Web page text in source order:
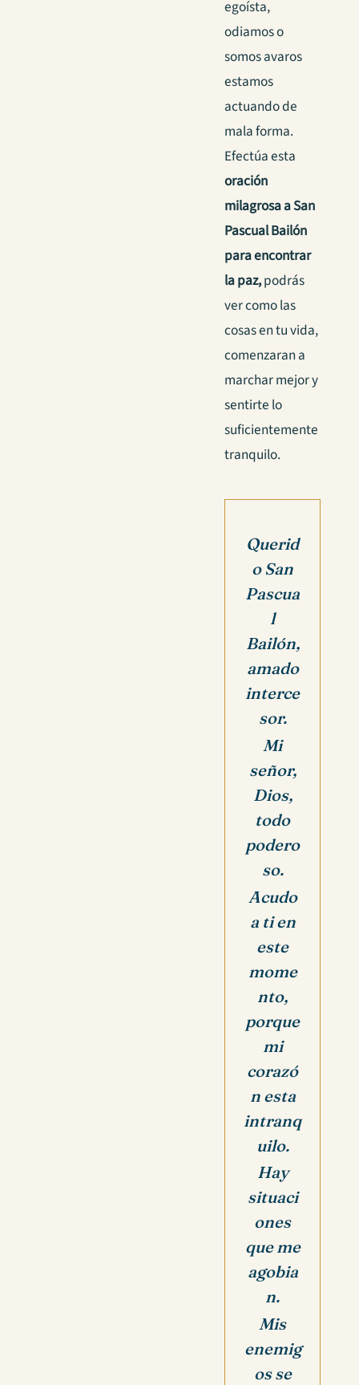
egoísta,
odiamos o
somos avaros
estamos
actuando de
mala forma.
Efectúa esta
oración
milagrosa a San
Pascual Bailón
para encontrar
la paz,podrás
ver como las
cosas en tu vida,
comenzaran a
marchar mejor y
sentirte lo
suficientemente
tranquilo.
Querid
o San
Pascua
l
Bailón,
amado
interce
sor.
Mi
señor,
Dios,
todo
podero
so.
Acudo
a ti en
este
mome
nto,
porque
mi
corazó
n esta
intranq
uilo.
Hay
situaci
ones
que me
agobia
n.
Mis
enemig
os se